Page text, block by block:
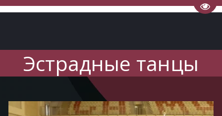
Эстрадные танцы